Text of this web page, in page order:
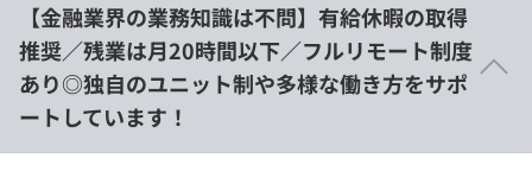
【金融業界の業務知識は不問】有給休暇の取得
推奨／残業は月20時間以下／フルリモート制度
あり◎独自のユニット制や多様な働き方をサポ
ートしています！